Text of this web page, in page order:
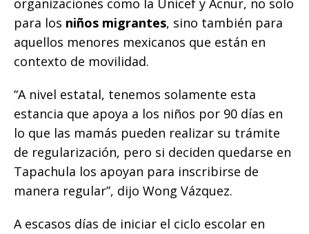
organizaciones como la Unicef y Acnur, no solo
para los niños migrantes, sino también para
aquellos menores mexicanos que están en
contexto de movilidad.
“A nivel estatal, tenemos solamente esta
estancia que apoya a los niños por 90 días en
lo que las mamás pueden realizar su trámite
de regularización, pero si deciden quedarse en
Tapachula los apoyan para inscribirse de
manera regular”, dijo Wong Vázquez.
A escasos días de iniciar el ciclo escolar en